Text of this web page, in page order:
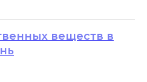
веществ в